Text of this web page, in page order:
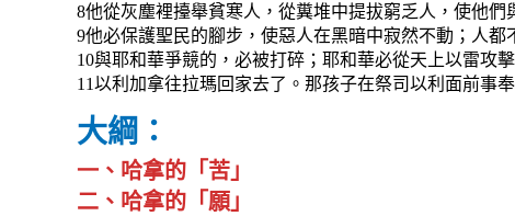
8他從灰塵裡擡舉貧寒人，從糞堆中提拔窮乏人，使他
9他必保護聖民的腳步，使惡人在黑暗中寂然不動；人都
10與耶和華爭競的，必被打碎；耶和華必從天上以雷攻
11以利加拿往拉瑪回家去了。那孩子在祭司以利面前事
大綱：
一、哈拿的「苦」
二、哈拿的「願」